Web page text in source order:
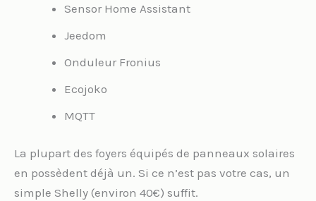
Sensor Home Assistant
Jeedom
Onduleur Fronius
Ecojoko
MQTT
La plupart des foyers équipés de panneaux solaires
en possèdent déjà un. Si ce n’est pas votre cas, un
simple Shelly (environ 40€) suffit.